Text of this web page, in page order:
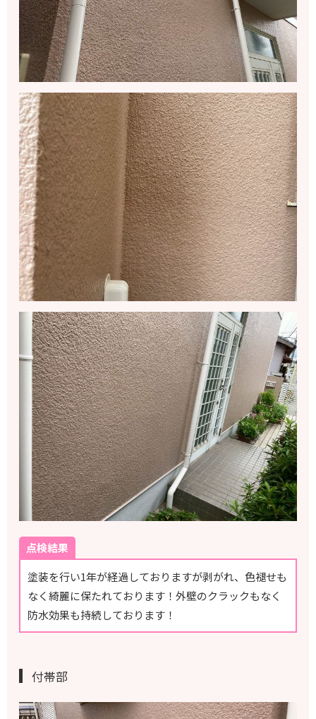
点検結果
塗装を行い1年が経過しておりますが剥がれ、色褪せも
なく綺麗に保たれております！外壁のクラックもなく
防水効果も持続しております！
付帯部